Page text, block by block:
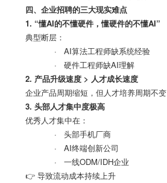
四、企业招聘的三大现实难点
1. “懂AI的不懂硬件，懂硬件的不懂AI”
典型断层：
· AI算法工程师缺系统经验
· 硬件工程师缺AI理解
2. 产品升级速度> 人才成长速度
企业产品周期缩短，但人才培养周期不变
3. 头部人才集中度极高
优秀人才集中在：
· 头部手机厂商
· AI终端创新公司
· 一线ODM/IDH企业
👉 导致流动成本持续上升